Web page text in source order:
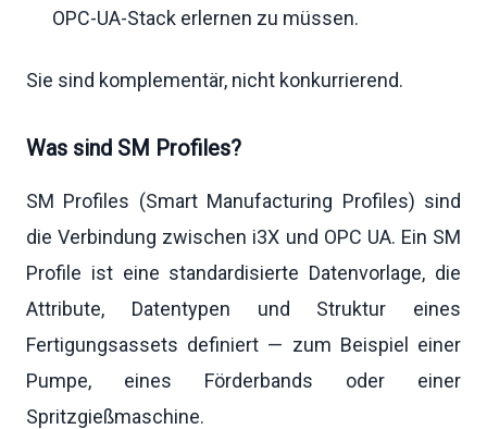
OPC-UA-Stack erlernen zu müssen.
Sie sind komplementär, nicht konkurrierend.
Was sind SM Profiles?
SM Profiles (Smart Manufacturing Profiles) sind
die Verbindung zwischen i3X und OPC UA. Ein SM
Profile ist eine standardisierte Datenvorlage, die
Attribute, Datentypen und Struktur eines
Fertigungsassets definiert — zum Beispiel einer
Pumpe, eines Förderbands oder einer
Spritzgießmaschine.